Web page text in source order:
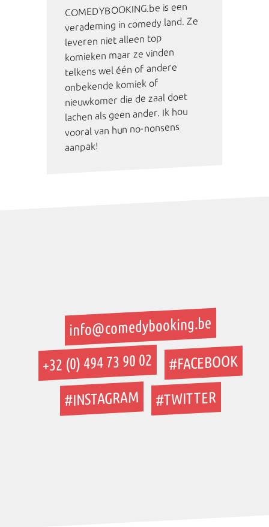
COMEDYBOOKING.be is een
verademing in comedy land. Ze
leveren niet alleen top
komieken maar ze vinden
telkens wel één of andere
onbekende komiek of
nieuwkomer die de zaal doet
lachen als geen ander. Ik hou
vooral van hun no-nonsens
aanpak!
info@comedybooking.be
+32 (0) 494 73 90 02 #FACEBOOK
#INSTAGRAM #TWITTER